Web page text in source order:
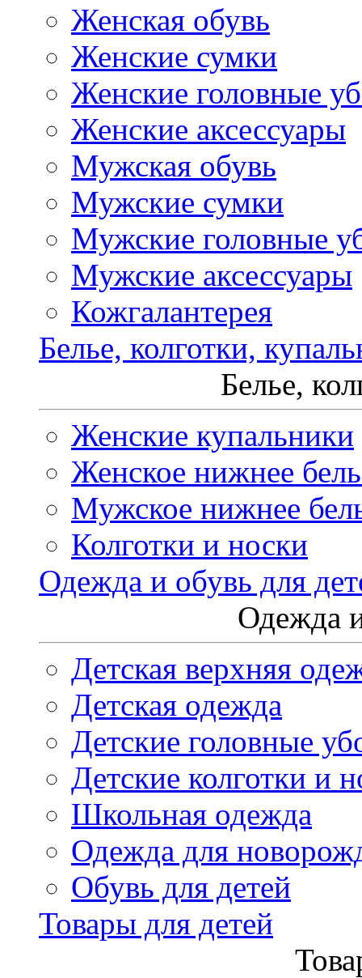
Женская обувь
Женские сумки
Женские головные
Женские аксессуары
Мужская обувь
Мужские сумки
Мужские головные
Мужские аксессуары
Кожгалантерея
Белье, колготки,
Белье,
Женские купальники
Женское нижнее
Мужское нижнее
Колготки и носки
Одежда и обувь для
Одежда
Детская верхняя
Детская одежда
Детские головные
Детские колготки и
Школьная одежда
Одежда для
Обувь для детей
Товары для детей